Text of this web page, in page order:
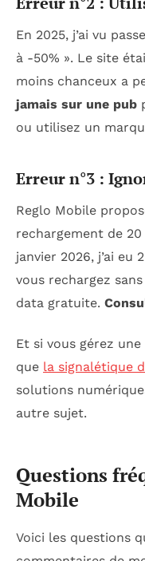
En 2025, j’ai vu
à -50% ». Le site
moins chanceux a
jamais sur une pub
ou utilisez un
Erreur n°3 :
Reglo Mobile
rechargement de
janvier 2026, j’ai eu
vous rechargez
data gratuite.
Et si vous gérez
que la signalétique
solutions
autre sujet.
Questions
Mobile
Voici les questions